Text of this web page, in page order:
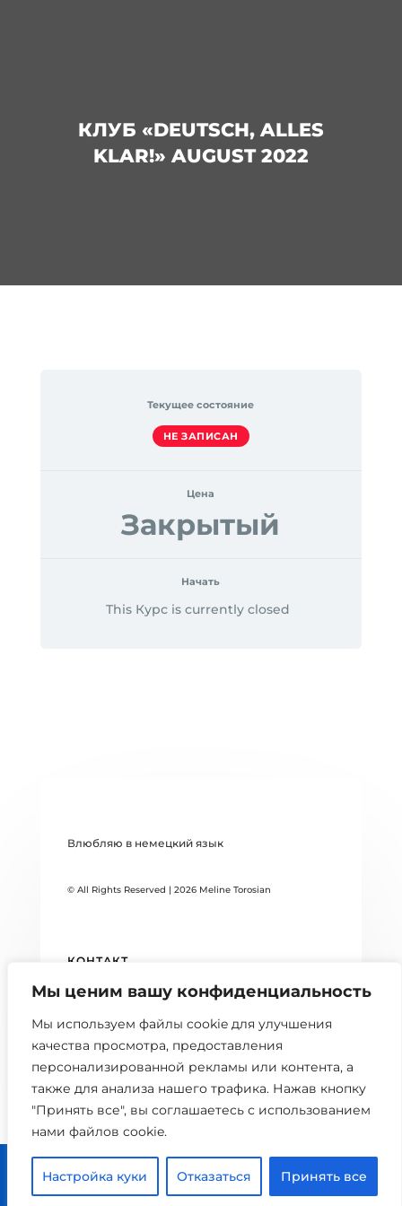
Мы ценим вашу конфиденциальность
Мы используем файлы cookie для улучшения
качества просмотра, предоставления
персонализированной рекламы или контента, а
также для анализа нашего трафика. Нажав кнопку
"Принять все", вы соглашаетесь с использованием
нами файлов cookie.
Настройка куки Отказаться Принять все

Главная

Расписание
 0 шт.
КЛУБ «DEUTSCH, ALLES
KLAR!» AUGUST 2022
Текущее состояние
НЕ ЗАПИСАН
Цена
Закрытый
Начать
This Курс is currently closed
Влюбляю в немецкий язык
© All Rights Reserved | 2026 Meline Torosian
КОНТАКТ
DATENSCHUTZERKLÄRUNG
БЛОГ